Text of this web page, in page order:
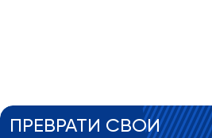
ПРЕВРАТИ СВОИ